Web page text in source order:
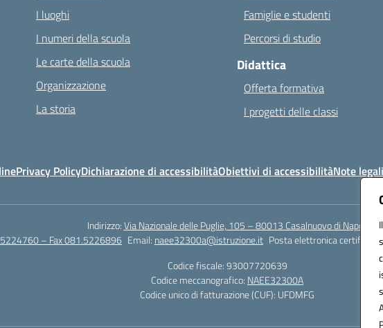
I luoghi
I numeri della scuola
Le carte della scuola
Organizzazione
La storia
Famiglie e studenti
Percorsi di studio
Didattica
Offerta formativa
I progetti delle classi
Privacy PolicyDichiarazione di accessibilitàObiettivi di accessibilitàNote legali
Indirizzo:Via Nazionale delle Puglie, 105 – 80013 Casalnuovo di Napoli
– Fax 081.5226896 Email: naee32300a@istruzione.it Posta elettronica certificata
Codice fiscale: 93007720639
Codice meccanografico: NAEE32300A
Codice unico di fatturazione (CUF): UFDMFG